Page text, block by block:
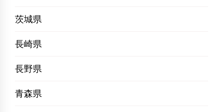
茨城県
長崎県
長野県
青森県